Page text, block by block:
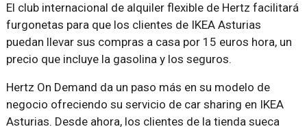
El club internacional de alquiler flexible de Hertz facilitará
furgonetas para que los clientes de IKEA Asturias
puedan llevar sus compras a casa por 15 euros hora, un
precio que incluye la gasolina y los seguros.
Hertz On Demand da un paso más en su modelo de
negocio ofreciendo su servicio de car sharing en IKEA
Asturias. Desde ahora, los clientes de la tienda sueca